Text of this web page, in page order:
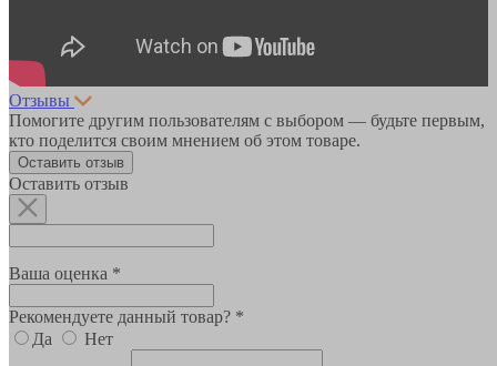
Отзывы
Помогите другим пользователям с выбором — будьте первым,
кто поделится своим мнением об этом товаре.
Оставить отзыв
Оставить отзыв
Ваша оценка *
Рекомендуете данный товар? *
Да
Нет